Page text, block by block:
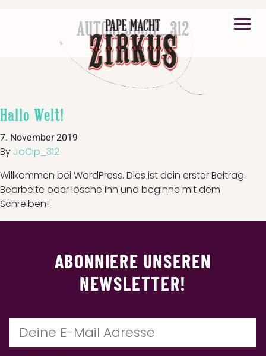
AUTOR:JOCIP_312
Hallo Welt!
7. November 2019
By JoCip_312
Willkommen bei WordPress. Dies ist dein erster Beitrag.
Bearbeite oder lösche ihn und beginne mit dem
Schreiben!
ABONNIERE UNSEREN
NEWSLETTER!